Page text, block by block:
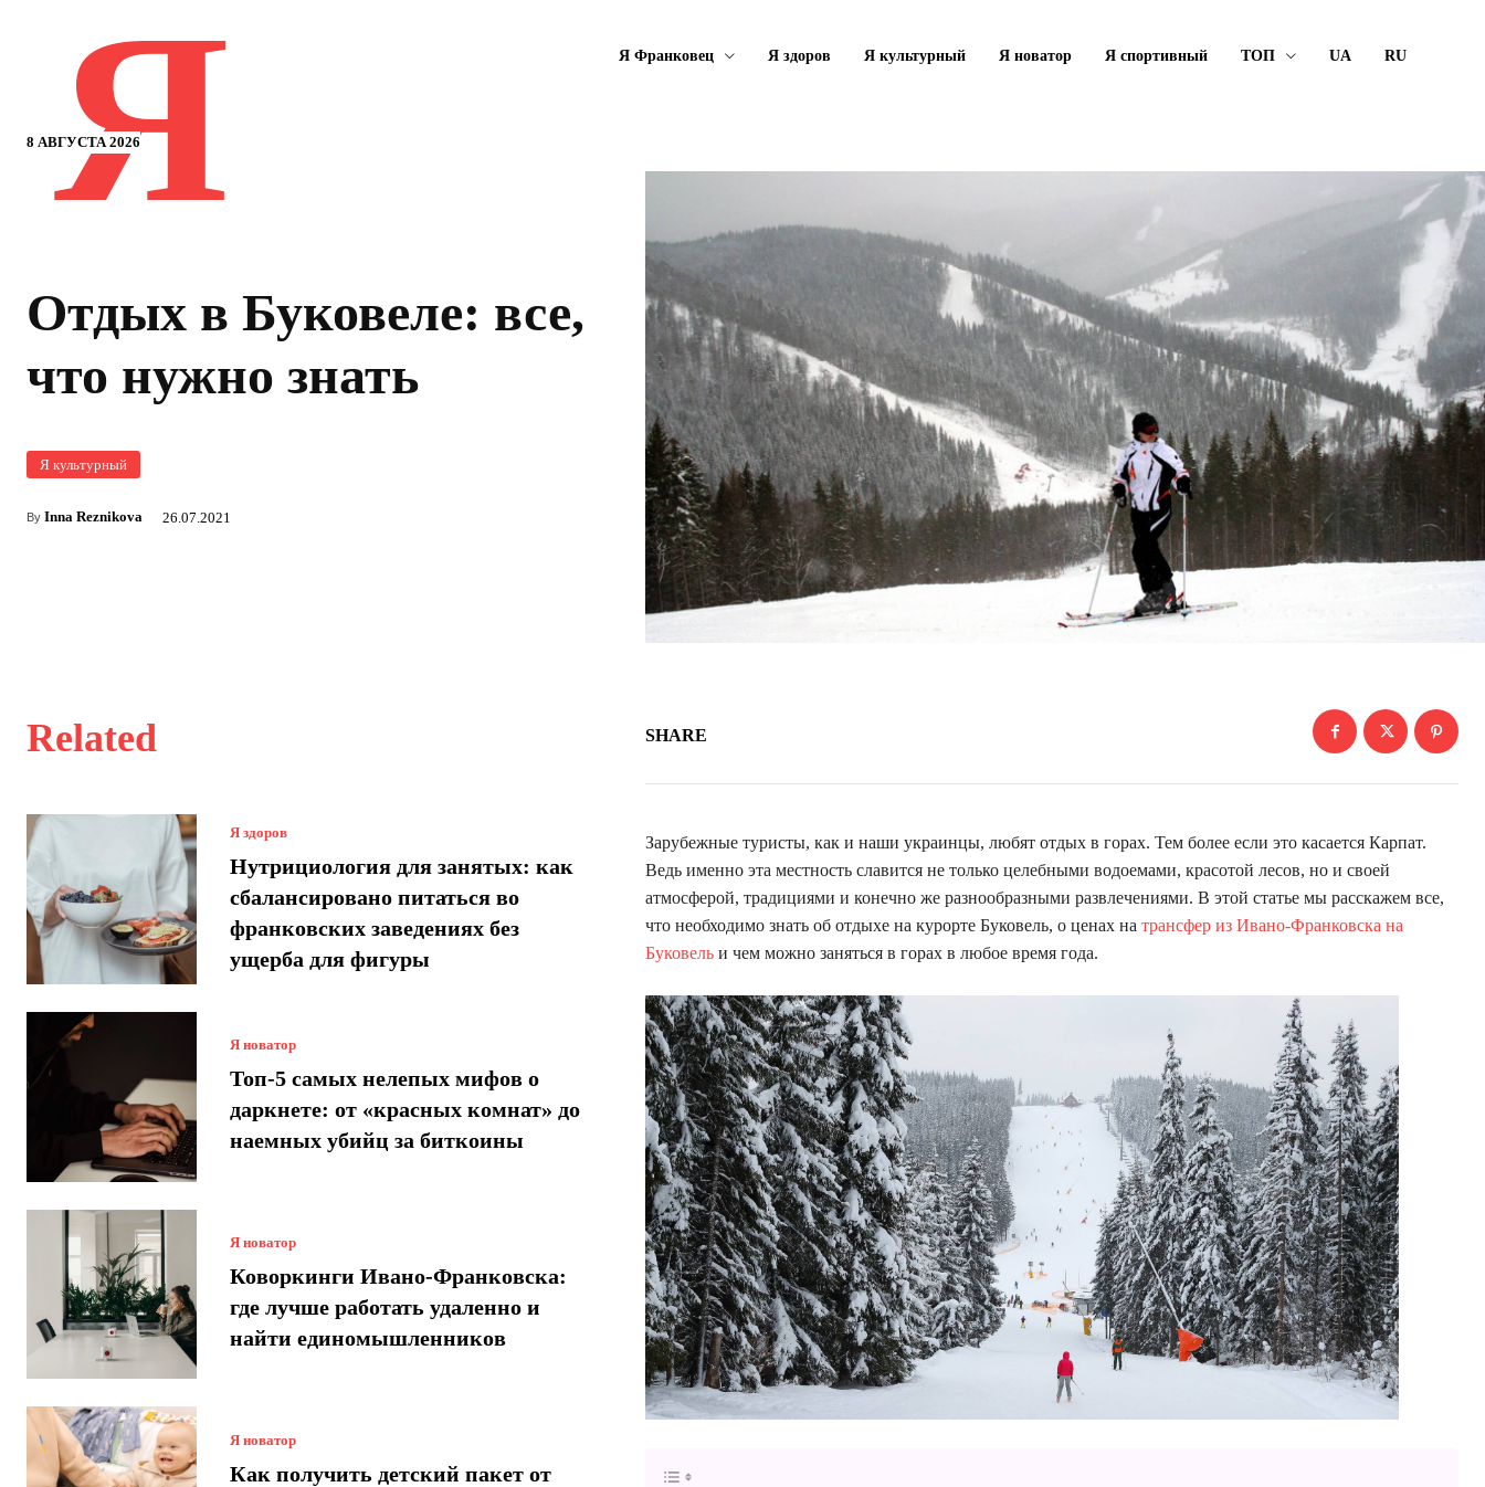
8 АВГУСТА 2026
Я Я Франковец Я здоров Я культурный Я новатор Я спортивный ТОП UA RU
Отдых в Буковеле: все,
что нужно знать
Я культурный
By Inna Reznikova 26.07.2021
Related
Я здоров
Нутрициология для занятых: как
сбалансировано питаться во
франковских заведениях без
ущерба для фигуры
Я новатор
Топ-5 самых нелепых мифов о
даркнете: от «красных комнат» до
наемных убийц за биткоины
Я новатор
Коворкинги Ивано-Франковска:
где лучше работать удаленно и
найти единомышленников
Я новатор
Как получить детский пакет от
SHARE
Зарубежные туристы, как и наши украинцы, любят отдых в горах. Тем более если это касается Карпат.
Ведь именно эта местность славится не только целебными водоемами, красотой лесов, но и своей
атмосферой, традициями и конечно же разнообразными развлечениями. В этой статье мы расскажем все,
что необходимо знать об отдыхе на курорте Буковель, о ценах на трансфер из Ивано-Франковска на
Буковель и чем можно заняться в горах в любое время года.